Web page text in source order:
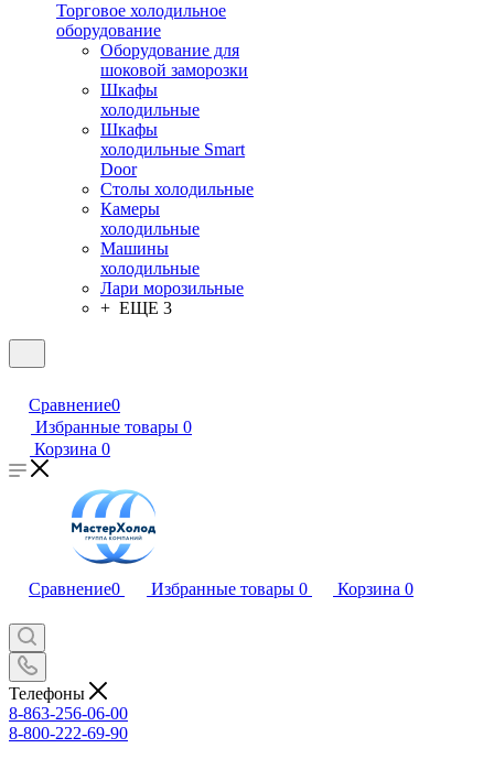
Торговое холодильное
оборудование
Оборудование для
шоковой заморозки
Шкафы
холодильные
Шкафы
холодильные Smart
Door
Столы холодильные
Камеры
холодильные
Машины
холодильные
Лари морозильные
+ ЕЩЕ 3
Сравнение0
Избранные товары 0
Корзина 0
Сравнение0 Избранные товары 0 Корзина 0
Телефоны
8-863-256-06-00
8-800-222-69-90